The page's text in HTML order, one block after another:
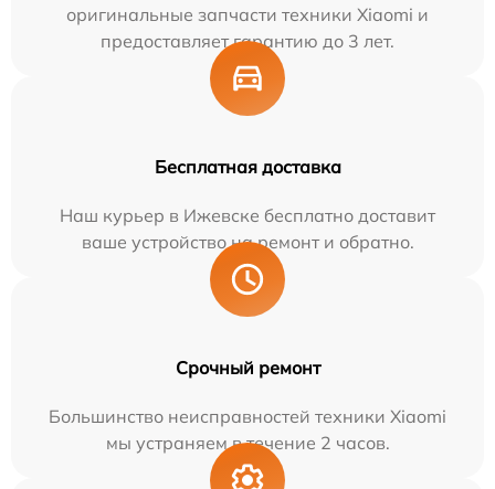
оригинальные запчасти техники Xiaomi и
предоставляет гарантию до 3 лет.
Бесплатная доставка
Наш курьер в Ижевске бесплатно доставит
ваше устройство на ремонт и обратно.
Срочный ремонт
Большинство неисправностей техники Xiaomi
мы устраняем в течение 2 часов.